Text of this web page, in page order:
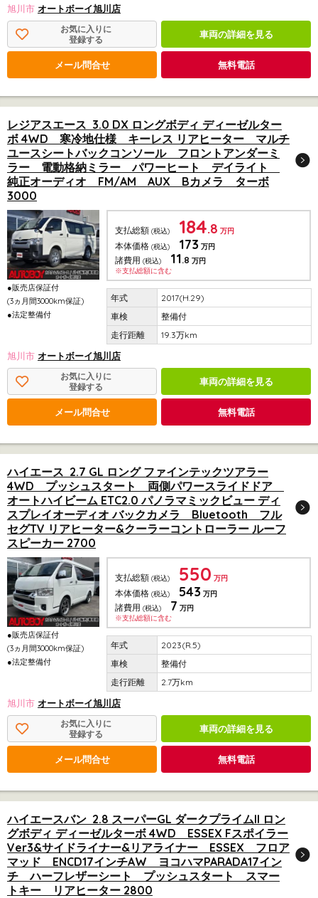
旭川市 オートボーイ旭川店
お気に入りに
登録する
車両の詳細を見る
メール問合せ 無料電話
レジアスエース 3.0 DX ロングボディ ディーゼルター
ボ 4WD 寒冷地仕様 キーレス リアヒーター マルチ
ユースシートバックコンソール フロントアンダーミ
ラー 電動格納ミラー パワーヒート デイライト
純正オーディオ FM/AM AUX Bカメラ ターボ
3000
●販売店保証付
(3ヵ月間3000km保証)
●法定整備付
支払総額 (税込) 184.8 万円
本体価格 (税込) 173 万円
諸費用 (税込) 11.8 万円
※支払総額に含む
2017(H.29)
整備付
19.3万km
旭川市 オートボーイ旭川店
お気に入りに
登録する
車両の詳細を見る
メール問合せ 無料電話
ハイエース 2.7 GL ロング ファインテックツアラー
4WD プッシュスタート 両側パワースライドドア
オートハイビーム ETC2.0 パノラマミックビュー ディ
スプレイオーディオ バックカメラ Bluetooth フル
セグTV リアヒーター&クーラーコントローラー ルーフ
スピーカー 2700
●販売店保証付
(3ヵ月間3000km保証)
●法定整備付
支払総額 (税込) 550 万円
本体価格 (税込) 543 万円
諸費用 (税込) 7 万円
※支払総額に含む
2023(R.5)
整備付
2.7万km
旭川市 オートボーイ旭川店
お気に入りに
登録する
車両の詳細を見る
メール問合せ 無料電話
ハイエースバン 2.8 スーパーGL ダークプライムII ロン
グボディ ディーゼルターボ 4WD ESSEX Fスポイラー
Ver3&サイドライナー&リアライナー ESSEX フロア
マッド ENCD17インチAW ヨコハマPARADA17イン
チ ハーフレザーシート プッシュスタート スマー
トキー リアヒーター 2800